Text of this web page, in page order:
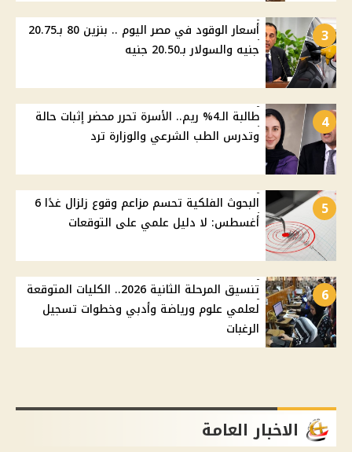
3
أسعار الوقود في مصر اليوم .. بنزين 80 بـ20.75
جنيه والسولار بـ20.50 جنيه
4
طالبة الـ4% ريم.. الأسرة تحرر محضر إثبات حالة
وتدرس الطب الشرعي والوزارة ترد
5
البحوث الفلكية تحسم مزاعم وقوع زلزال غدًا 6
أغسطس: لا دليل علمي على التوقعات
6
تنسيق المرحلة الثانية 2026.. الكليات المتوقعة
لعلمي علوم ورياضة وأدبي وخطوات تسجيل
الرغبات
الاخبار العامة